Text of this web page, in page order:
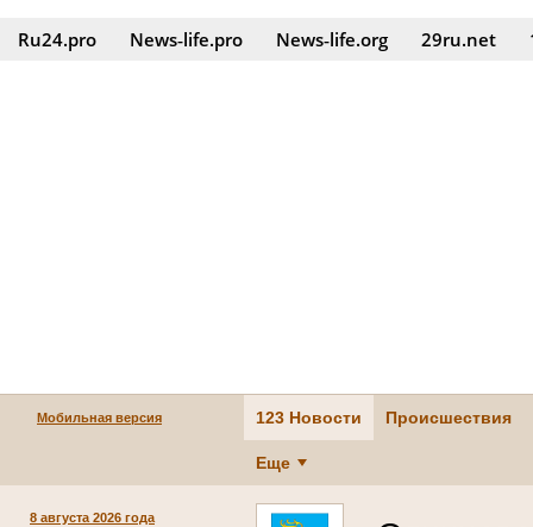
Ru24.pro News‑life.pro News‑life.org 29ru.net
Мобильная версия 123 Новости Происшествия
Еще
8 августа 2026 года